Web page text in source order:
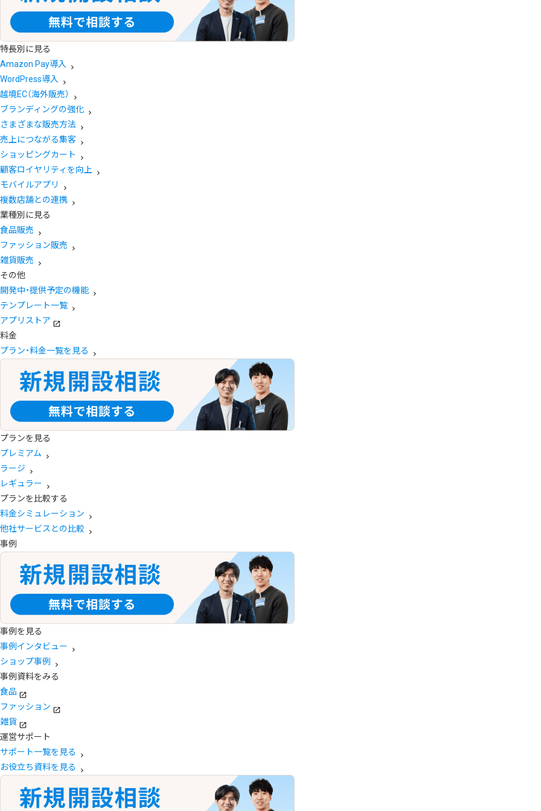
特長別に見る
Amazon Pay導入
WordPress導入
越境EC（海外販売）
ブランディングの強化
さまざまな販売方法
売上につながる集客
ショッピングカート
顧客ロイヤリティを向上
モバイルアプリ
複数店舗との連携
業種別に見る
食品販売
ファッション販売
雑貨販売
その他
開発中・提供予定の機能
テンプレート一覧
アプリストア
料金
プラン・料金一覧を見る
プランを見る
プレミアム
ラージ
レギュラー
プランを比較する
料金シミュレーション
他社サービスとの比較
事例
事例を見る
事例インタビュー
ショップ事例
事例資料をみる
食品
ファッション
雑貨
運営サポート
サポート一覧を見る
お役立ち資料を見る